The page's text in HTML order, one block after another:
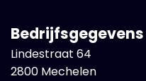
Bedrijfsgegevens
Lindestraat 64
2800 Mechelen